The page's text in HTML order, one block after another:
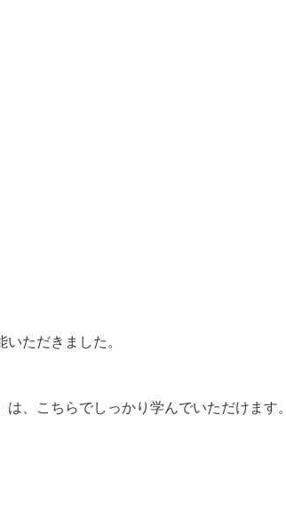
ただきました。
」は、こちらでしっかり学んでいただけます。